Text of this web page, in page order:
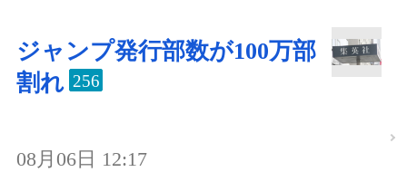
ジャンプ発行部数が100万部
割れ 256
08月06日 12:17